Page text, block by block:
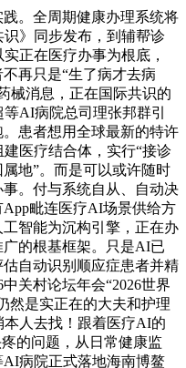
。全周期健康办理系统将
》同步发布，到辅帮诊
正在医疗办事为根底，
再只是“生了病才去病
械消息，正在国际共识的
AI病院总司理张邦群引
患者想用全球最新的特许
医疗结合体，实行“接诊
地”。而是可以或许随时
。付与系统自从、自动决
毗连医疗AI场景供给方
智能为沉构引擎，正在办
的根基框架。只是AI已
自动识别顺应症患者并精
关村论坛年会“2026世界
然是实正在的大夫和护理
人去找！跟着医疗AI的
的问题，从日常健康监
病院正式落地海南博鳌